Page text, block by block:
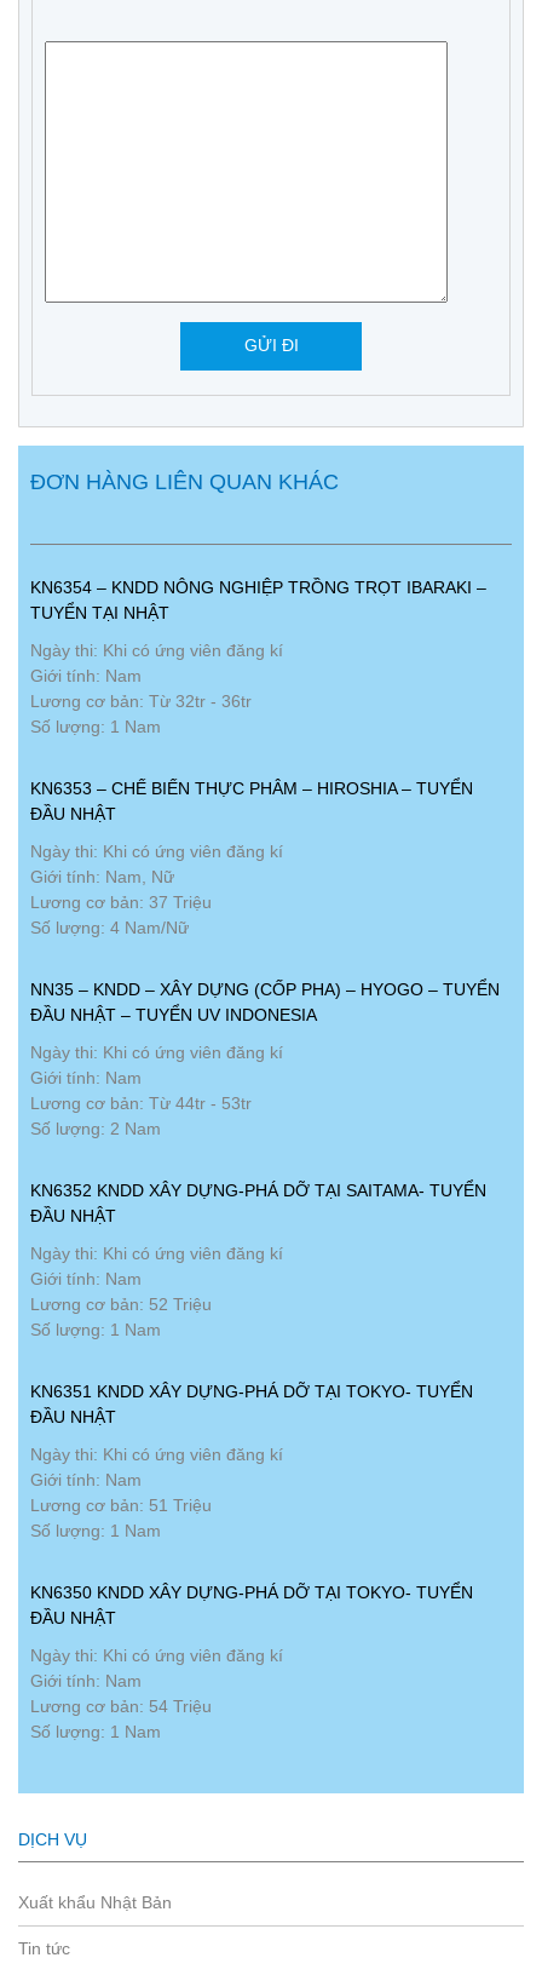
ĐƠN HÀNG LIÊN QUAN KHÁC
KN6354 – KNDD NÔNG NGHIỆP TRỒNG TRỌT IBARAKI –
TUYỂN TẠI NHẬT
Ngày thi: Khi có ứng viên đăng kí
Giới tính: Nam
Lương cơ bản: Từ 32tr - 36tr
Số lượng: 1 Nam
KN6353 – CHẾ BIẾN THỰC PHÂM – HIROSHIA – TUYỂN
ĐẦU NHẬT
Ngày thi: Khi có ứng viên đăng kí
Giới tính: Nam, Nữ
Lương cơ bản: 37 Triệu
Số lượng: 4 Nam/Nữ
NN35 – KNDD – XÂY DỰNG (CỐP PHA) – HYOGO – TUYỂN
ĐẦU NHẬT – TUYỂN UV INDONESIA
Ngày thi: Khi có ứng viên đăng kí
Giới tính: Nam
Lương cơ bản: Từ 44tr - 53tr
Số lượng: 2 Nam
KN6352 KNDD XÂY DỰNG-PHÁ DỠ TẠI SAITAMA- TUYỂN
ĐẦU NHẬT
Ngày thi: Khi có ứng viên đăng kí
Giới tính: Nam
Lương cơ bản: 52 Triệu
Số lượng: 1 Nam
KN6351 KNDD XÂY DỰNG-PHÁ DỠ TẠI TOKYO- TUYỂN
ĐẦU NHẬT
Ngày thi: Khi có ứng viên đăng kí
Giới tính: Nam
Lương cơ bản: 51 Triệu
Số lượng: 1 Nam
KN6350 KNDD XÂY DỰNG-PHÁ DỠ TẠI TOKYO- TUYỂN
ĐẦU NHẬT
Ngày thi: Khi có ứng viên đăng kí
Giới tính: Nam
Lương cơ bản: 54 Triệu
Số lượng: 1 Nam
DỊCH VỤ
Xuất khẩu Nhật Bản
Tin tức